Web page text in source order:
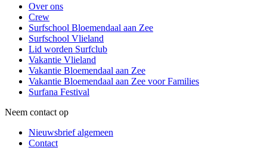
Over ons
Crew
Surfschool Bloemendaal aan Zee
Surfschool Vlieland
Lid worden Surfclub
Vakantie Vlieland
Vakantie Bloemendaal aan Zee
Vakantie Bloemendaal aan Zee voor Families
Surfana Festival
Neem contact op
Nieuwsbrief algemeen
Contact